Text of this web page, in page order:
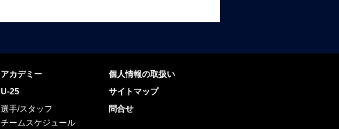
アカデミー
U-25
選手/スタッフ
チームスケジュール
個人情報の取扱い
サイトマップ
問合せ